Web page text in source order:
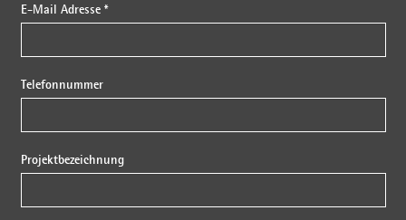
E-Mail Adresse *
Telefonnummer
Projektbezeichnung